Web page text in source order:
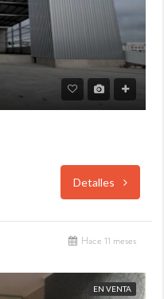
Detalles
Hace 11 meses
EN VENTA